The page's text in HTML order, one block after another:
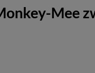
Mee